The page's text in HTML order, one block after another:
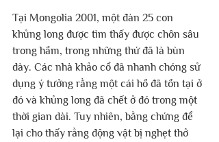
Tại Mongolia 2001, một đàn 25 con
khủng long được tìm thấy được chôn sâu
trong hầm, trong những thứ đã là bùn
dày. Các nhà khảo cổ đã nhanh chóng sử
dụng ý tưởng rằng một cái hồ đã tồn tại ở
đó và khủng long đã chết ở đó trong một
thời gian dài. Tuy nhiên, bằng chứng để
lại cho thấy rằng động vật bị nghẹt thở